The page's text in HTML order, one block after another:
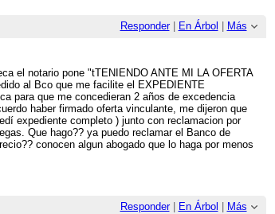
Responder| En Árbol Más
el notario pone "tTENIENDO ANTE MI LA OFERTA
al Bco que me facilite el EXPEDIENTE
para que me concedieran 2 años de excedencia
haber firmado oferta vinculante, me dijeron que
expediente completo ) junto con reclamacion por
Que hago?? ya puedo reclamar el Banco de
conocen algun abogado que lo haga por menos
Responder| En Árbol Más